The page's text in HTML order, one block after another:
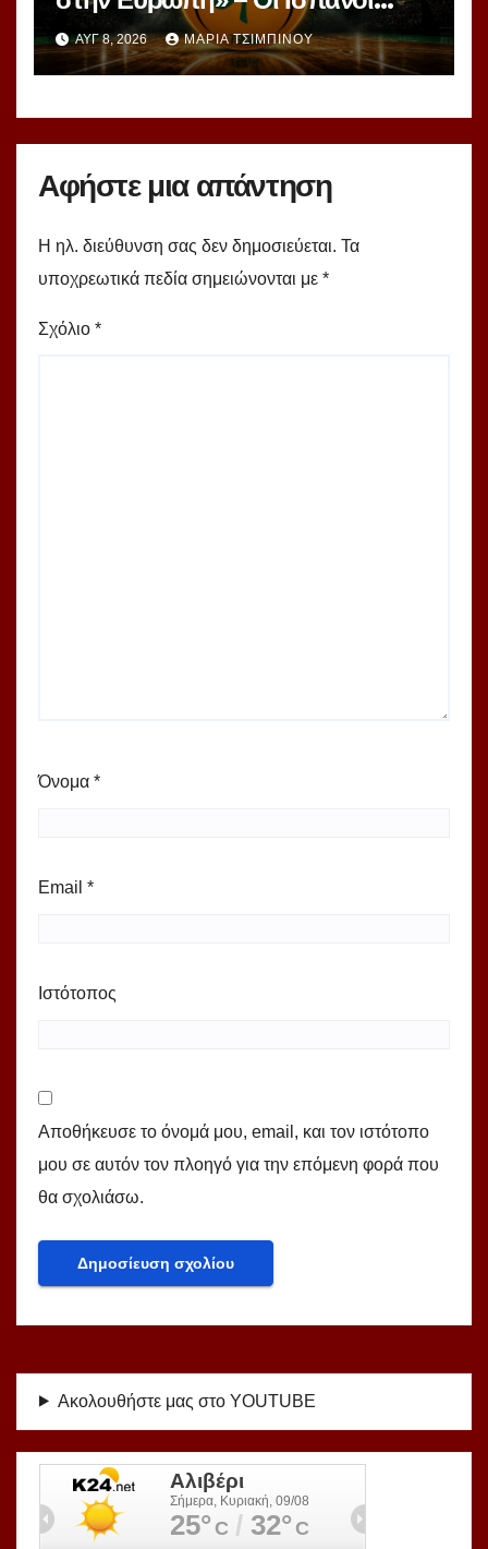
βλέπουν μια πράσινη
υπερομάδα!
ΑΥΓ 8, 2026 ΜΑΡΊΑ ΤΣΙΜΠΙΝΟΎ
Αφήστε μια απάντηση
Η ηλ. διεύθυνση σας δεν δημοσιεύεται. Τα
υποχρεωτικά πεδία σημειώνονται με *
Σχόλιο *
Όνομα *
Email *
Ιστότοπος
Αποθήκευσε το όνομά μου, email, και τον ιστότοπο
μου σε αυτόν τον πλοηγό για την επόμενη φορά που
θα σχολιάσω.
Ακολουθήστε μας στο YOUTUBE